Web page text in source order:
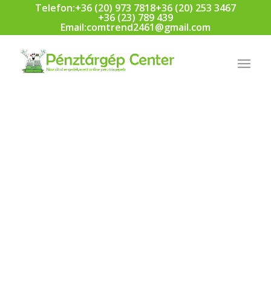
Telefon:+36 (20) 973 7818+36 (20) 253 3467
+36 (23) 789 439
Email:comtrend2461@gmail.com